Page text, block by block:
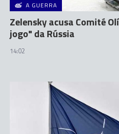
A GUERRA
Zelensky acusa Comité
jogo" da Rússia
14:02